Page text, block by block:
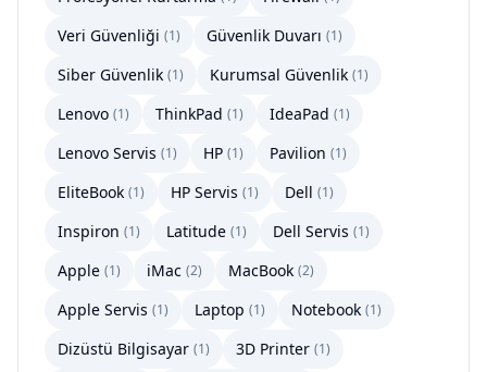
Veri Güvenliği (1) Güvenlik Duvarı (1)
Siber Güvenlik (1) Kurumsal Güvenlik (1)
Lenovo (1) ThinkPad (1) IdeaPad (1)
Lenovo Servis (1) HP (1) Pavilion (1)
EliteBook (1) HP Servis (1) Dell (1)
Inspiron (1) Latitude (1) Dell Servis (1)
Apple (1) iMac (2) MacBook (2)
Apple Servis (1) Laptop (1) Notebook (1)
Dizüstü Bilgisayar (1) 3D Printer (1)